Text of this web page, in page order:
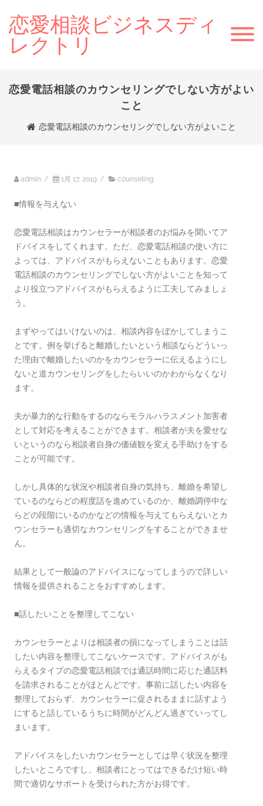
恋愛相談ビジネスディ
レクトリ
恋愛電話相談のカウンセリングでしない方がよい
こと
恋愛電話相談のカウンセリングでしない方がよいこと
admin / 1月 17, 2019 / counseling
■情報を与えない
恋愛電話相談はカウンセラーが相談者のお悩みを聞いてア
ドバイスをしてくれます。ただ、恋愛電話相談の使い方に
よっては、アドバイスがもらえないこともあります。恋愛
電話相談のカウンセリングでしない方がよいことを知って
より役立つアドバイスがもらえるように工夫してみましょ
う。
まずやってはいけないのは、相談内容をぼかしてしまうこ
とです。例を挙げると離婚したいという相談ならどういっ
た理由で離婚したいのかをカウンセラーに伝えるようにし
ないと道カウンセリングをしたらいいのかわからなくなり
ます。
夫が暴力的な行動をするのならモラルハラスメント加害者
として対応を考えることができます。相談者が夫を愛せな
いというのなら相談者自身の価値観を変える手助けをする
ことが可能です。
しかし具体的な状況や相談者自身の気持ち、離婚を希望し
ているのならどの程度話を進めているのか、離婚調停中な
らどの段階にいるのかなどの情報を与えてもらえないとカ
ウンセラーも適切なカウンセリングをすることができませ
ん。
結果として一般論のアドバイスになってしまうので詳しい
情報を提供されることをおすすめします。
■話したいことを整理してこない
カウンセラーとよりは相談者の損になってしまうことは話
したい内容を整理してこないケースです。アドバイスがも
らえるタイプの恋愛電話相談では通話時間に応じた通話料
を請求されることがほとんどです。事前に話したい内容を
整理しておらず、カウンセラーに促されるままに話すよう
にすると話しているうちに時間がどんどん過ぎていってし
まいます。
アドバイスをしたいカウンセラーとしては早く状況を整理
したいところですし、相談者にとってはできるだけ短い時
間で適切なサポートを受けられた方がお得です。